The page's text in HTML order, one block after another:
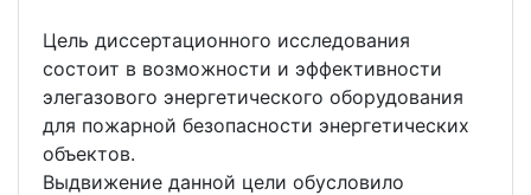
Цель диссертационного исследования
состоит в возможности и эффективности
элегазового энергетического оборудования
для пожарной безопасности энергетических
объектов.
Выдвижение данной цели обусловило